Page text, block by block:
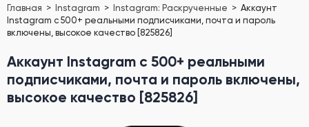
Главная Instagram Instagram: Раскрученные
Аккаунт
Instagram с 500+ реальными подписчиками, почта и пароль
включены, высокое качество [825826]
Аккаунт Instagram с 500+ реальными
подписчиками, почта и пароль включены,
высокое качество [825826]